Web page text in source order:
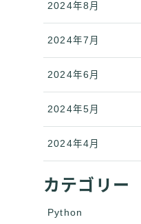
2024年8月
2024年7月
2024年6月
2024年5月
2024年4月
カテゴリー
Python